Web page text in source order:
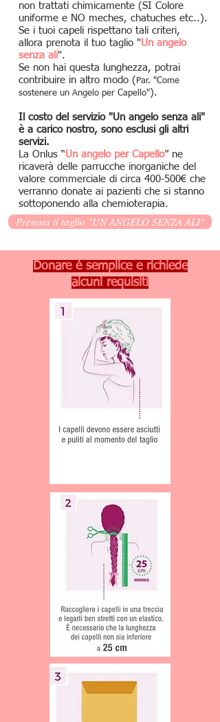
non trattati chimicamente (SI Colore
uniforme e NO meches, chatuches etc..).
Se i tuoi capeli rispettano tali criteri,
allora prenota il tuo taglio "Un angelo
senza ali".
Se non hai questa lunghezza, potrai
contribuire in altro modo ( Par. "Come
sostenere un Angelo per Capello").
Il costo del servizio "Un angelo senza ali"
è a carico nostro, sono esclusi gli altri
servizi.
La Onlus “Un angelo per Capello” ne
ricaverà delle parrucche inorganiche del
valore commerciale di circa 400-500€ che
verranno donate ai pazienti che si stanno
sottoponendo alla chemioterapia.
Prenota il taglio "UN ANGELO SENZA ALI"
Donare è semplice e richiede
alcuni requisiti